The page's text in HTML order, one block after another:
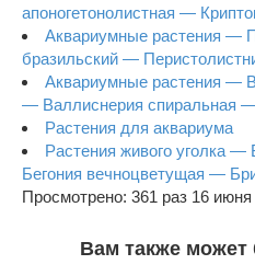
апоногетонолистная —
Аквариумные растения —
бразильский —
Аквариумные растения —
— Валлиснерия спиральная
Растения для аквариума
Растения живого уголка
Бегония вечноцветущая —
Просмотрено: 361 раз 16 июня
Вам также может